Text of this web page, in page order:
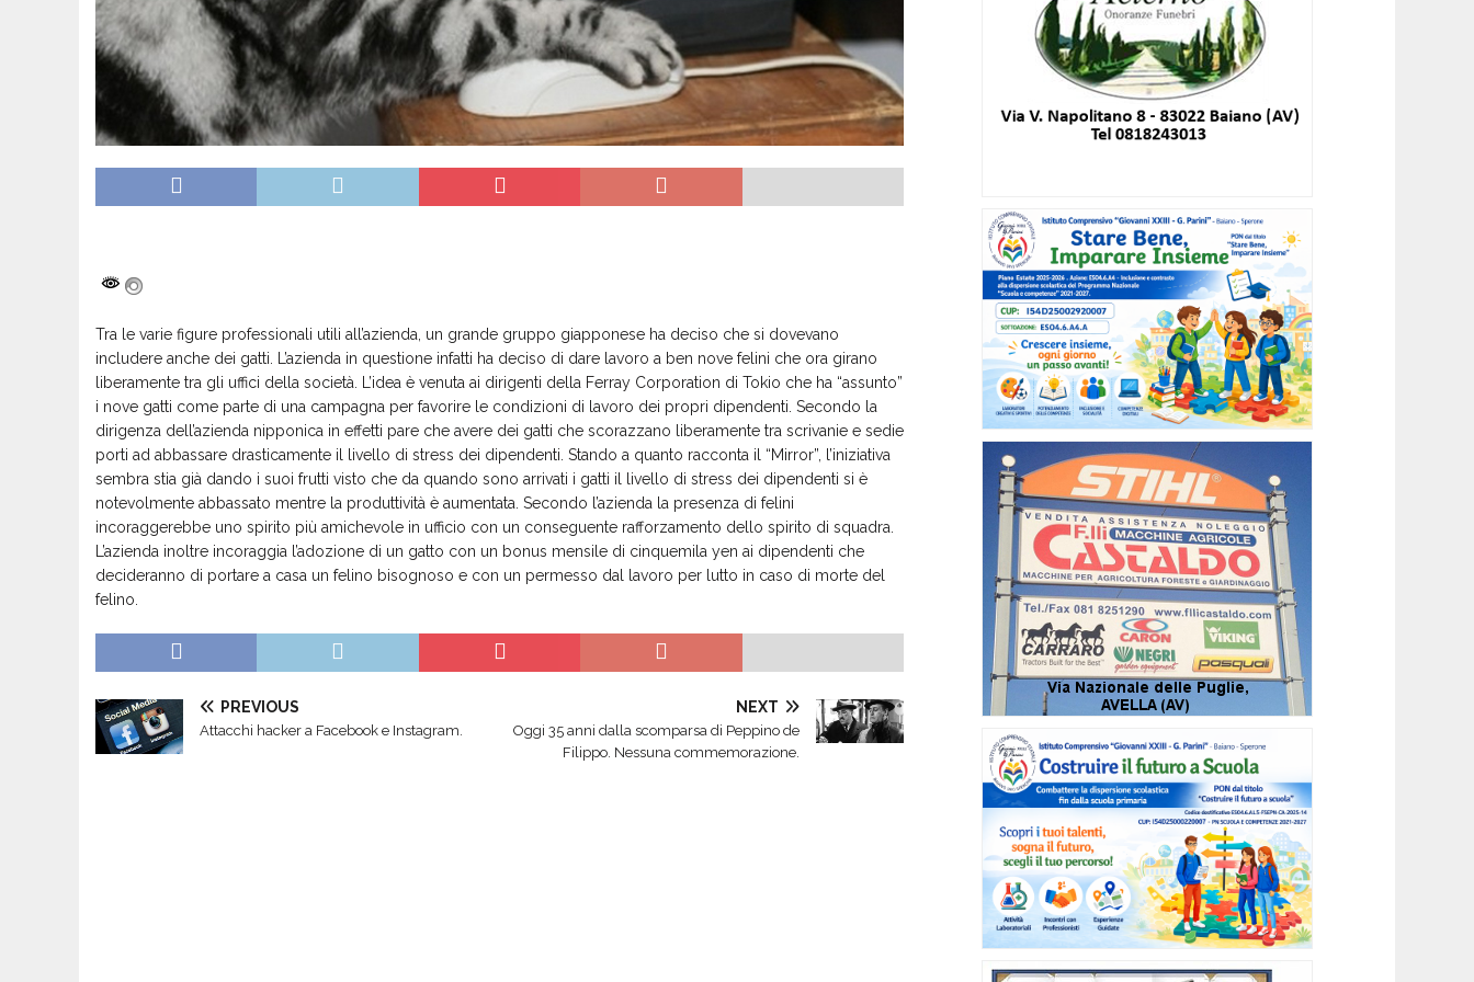
Tra le varie figure professionali utili all’azienda, un grande gruppo giapponese ha deciso che si dovevano
includere anche dei gatti. L’azienda in questione infatti ha deciso di dare lavoro a ben nove felini che ora girano
liberamente tra gli uffici della società. L’idea è venuta ai dirigenti della Ferray Corporation di Tokio che ha “assunto”
i nove gatti come parte di una campagna per favorire le condizioni di lavoro dei propri dipendenti. Secondo la
dirigenza dell’azienda nipponica in effetti pare che avere dei gatti che scorazzano liberamente tra scrivanie e sedie
porti ad abbassare drasticamente il livello di stress dei dipendenti. Stando a quanto racconta il “Mirror”, l’iniziativa
sembra stia già dando i suoi frutti visto che da quando sono arrivati i gatti il livello di stress dei dipendenti si è
notevolmente abbassato mentre la produttività è aumentata. Secondo l’azienda la presenza di felini
incoraggerebbe uno spirito più amichevole in ufficio con un conseguente rafforzamento dello spirito di squadra.
L’azienda inoltre incoraggia l’adozione di un gatto con un bonus mensile di cinquemila yen ai dipendenti che
decideranno di portare a casa un felino bisognoso e con un permesso dal lavoro per lutto in caso di morte del
felino.
PREVIOUS
Attacchi hacker a Facebook e Instagram.
NEXT
Oggi 35 anni dalla scomparsa di Peppino de
Filippo. Nessuna commemorazione.